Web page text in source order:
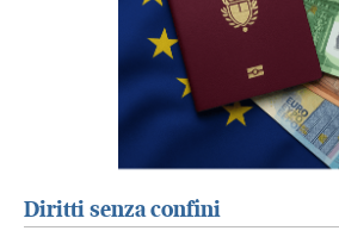
Diritti senza confini